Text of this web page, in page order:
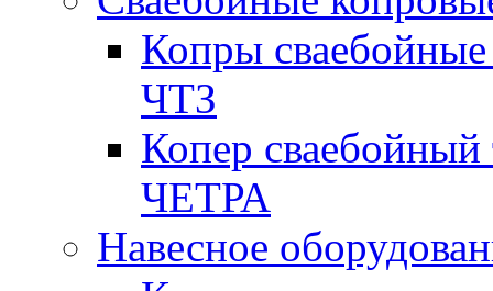
Копры
ЧТЗ
Копер сваебойный
ЧЕТРА
Навесное